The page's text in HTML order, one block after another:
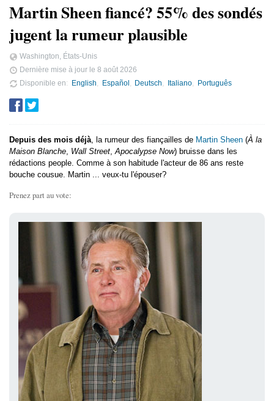
Martin Sheen fiancé? 55% des sondés
jugent la rumeur plausible
Washington, États-Unis
Dernière mise à jour le 8 août 2026
Disponible en
English Español Deutsch Italiano Português
Depuis des mois déjà, la rumeur des fiançailles de Martin Sheen (À la
Maison Blanche, Wall Street,Apocalypse Now) bruisse dans les
rédactions people. Comme à son habitude l'acteur de 86 ans reste
bouche cousue. Martin ... veux-tu l'épouser?
Prenez part au vote: